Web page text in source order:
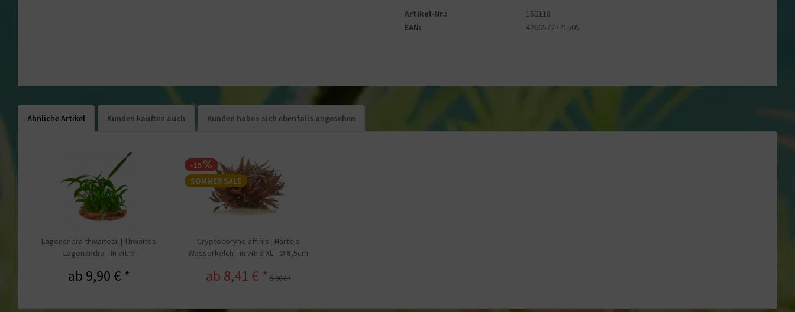
Artikel-Nr.:
150118
EAN:
4260522771505
Ähnliche Artikel Kunden kauften auch Kunden haben sich ebenfalls angesehen
Lagenandra thwaitesii | Thwaites
Lagenandra - in vitro
ab 9,90 € *
-15
SOMMER SALE
Cryptocoryne affinis | Härtels
Wasserkelch - in vitro XL - Ø 8,5cm
ab 8,41 € * 9,90 € *